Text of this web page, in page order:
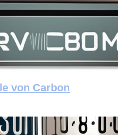
von Carbon